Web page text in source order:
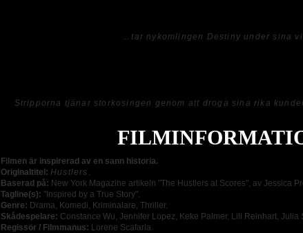
... tar nykomlingen Destiny under sina
Stripporna tjänar storkosingen genom att droga sina rika
Filmen är inspirerad av en sann historia.
Originaltitel: Hustlers .
Baserad på: New York Magazine artikeln "The Hustlers at Scores", av Jessica
Tagline(s): "Inspired by a True Story".
Genre: Drama, Komedi, Kriminalare, Thriller.
Skådespelare: Constance Wu, Jennifer Lopez, Keke Palmer, Lili Reinhart, Julia
Regissör / Filmmanus: Lorene Scafaria.